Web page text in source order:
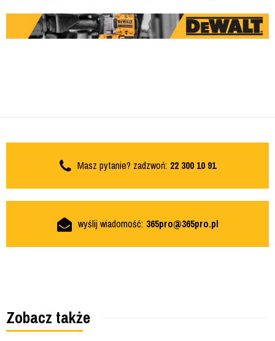
Masz pytanie? zadzwoń: 22 300 10 91
wyślij wiadomość: 365pro@365pro.pl
Zobacz także